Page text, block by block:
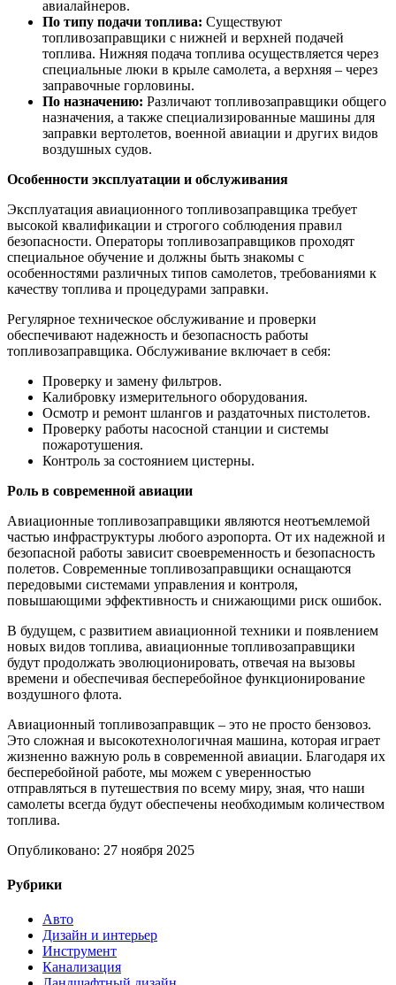
авиалайнеров.
По типу подачи топлива: Существуют
топливозаправщики с нижней и верхней подачей
топлива. Нижняя подача топлива осуществляется через
специальные люки в крыле самолета, а верхняя – через
заправочные горловины.
По назначению: Различают топливозаправщики общего
назначения, а также специализированные машины для
заправки вертолетов, военной авиации и других видов
воздушных судов.
Особенности эксплуатации и обслуживания
Эксплуатация авиационного топливозаправщика требует
высокой квалификации и строгого соблюдения правил
безопасности. Операторы топливозаправщиков проходят
специальное обучение и должны быть знакомы с
особенностями различных типов самолетов, требованиями к
качеству топлива и процедурами заправки.
Регулярное техническое обслуживание и проверки
обеспечивают надежность и безопасность работы
топливозаправщика. Обслуживание включает в себя:
Проверку и замену фильтров.
Калибровку измерительного оборудования.
Осмотр и ремонт шлангов и раздаточных пистолетов.
Проверку работы насосной станции и системы
пожаротушения.
Контроль за состоянием цистерны.
Роль в современной авиации
Авиационные топливозаправщики являются неотъемлемой
частью инфраструктуры любого аэропорта. От их надежной и
безопасной работы зависит своевременность и безопасность
полетов. Современные топливозаправщики оснащаются
передовыми системами управления и контроля,
повышающими эффективность и снижающими риск ошибок.
В будущем, с развитием авиационной техники и появлением
новых видов топлива, авиационные топливозаправщики
будут продолжать эволюционировать, отвечая на вызовы
времени и обеспечивая бесперебойное функционирование
воздушного флота.
Авиационный топливозаправщик – это не просто бензовоз.
Это сложная и высокотехнологичная машина, которая играет
жизненно важную роль в современной авиации. Благодаря их
бесперебойной работе, мы можем с уверенностью
отправляться в путешествия по всему миру, зная, что наши
самолеты всегда будут обеспечены необходимым количеством
топлива.
Опубликовано: 27 ноября 2025
Рубрики
Авто
Дизайн и интерьер
Инструмент
Канализация